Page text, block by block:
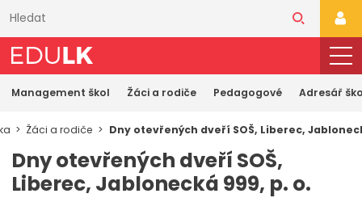
obsahu
Management škol Žáci a rodiče Pedagogové Adresář
Žáci a rodiče Dny otevřených dveří SOŠ, Liberec,
Dny otevřených dveří SOŠ,
Liberec, Jablonecká 999, p. o.